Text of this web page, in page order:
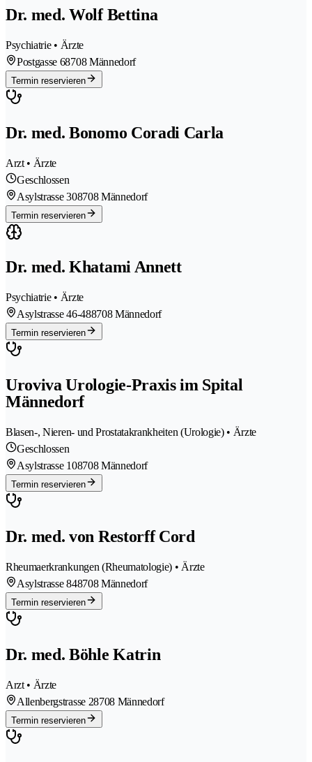
Dr. med. Wolf Bettina
Psychiatrie • Ärzte
Postgasse 68708 Männedorf
Termin reservieren
Dr. med. Bonomo Coradi Carla
Arzt • Ärzte
Geschlossen
Asylstrasse 308708 Männedorf
Termin reservieren
Dr. med. Khatami Annett
Psychiatrie • Ärzte
Asylstrasse 46-488708 Männedorf
Termin reservieren
Uroviva Urologie-Praxis im Spital
Männedorf
Blasen-, Nieren- und Prostatakrankheiten (Urologie) • Ärzte
Geschlossen
Asylstrasse 108708 Männedorf
Termin reservieren
Dr. med. von Restorff Cord
Rheumaerkrankungen (Rheumatologie) • Ärzte
Asylstrasse 848708 Männedorf
Termin reservieren
Dr. med. Böhle Katrin
Arzt • Ärzte
Allenbergstrasse 28708 Männedorf
Termin reservieren